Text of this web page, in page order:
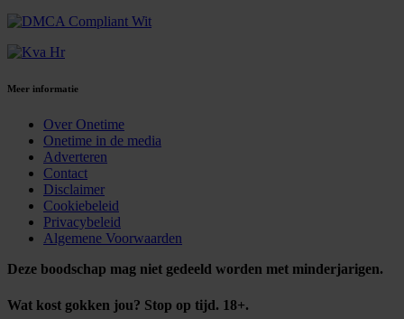
Meer informatie
Over Onetime
Onetime in de media
Adverteren
Contact
Disclaimer
Cookiebeleid
Privacybeleid
Algemene Voorwaarden
Deze boodschap mag niet gedeeld worden met minderjarigen.
Wat kost gokken jou? Stop op tijd. 18+.